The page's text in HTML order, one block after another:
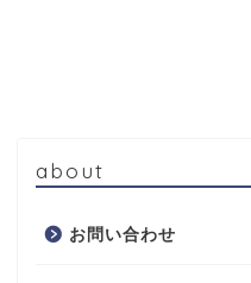
about
お問い合わせ